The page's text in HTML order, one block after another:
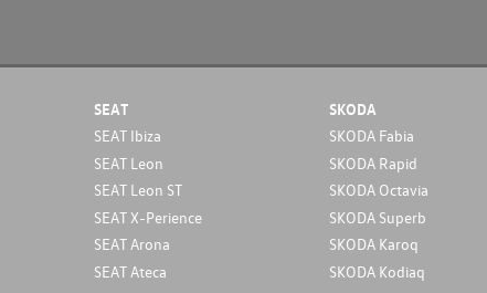
SEAT
SEAT Ibiza
SEAT Leon
SEAT Leon ST
SEAT X-Perience
SEAT Arona
SEAT Ateca
SKODA
SKODA Fabia
SKODA Rapid
SKODA Octavia
SKODA Superb
SKODA Karoq
SKODA Kodiaq